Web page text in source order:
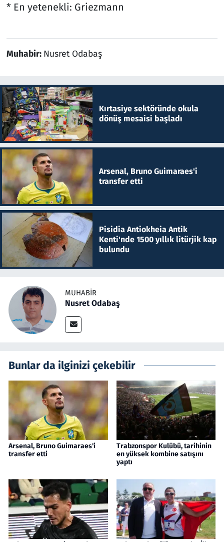
* En yetenekli: Griezmann
Muhabir: Nusret Odabaş
Kırtasiye sektöründe okula
dönüş mesaisi başladı
Arsenal, Bruno Guimaraes'i
transfer etti
Pisidia Antiokheia Antik
Kenti'nde 1500 yıllık litürjik kap
bulundu
MUHABIR
Nusret Odabaş
Bunlar da ilginizi çekebilir
Arsenal, Bruno Guimaraes'i
transfer etti
Trabzonspor Kulübü, tarihinin
en yüksek kombine satışını
yaptı